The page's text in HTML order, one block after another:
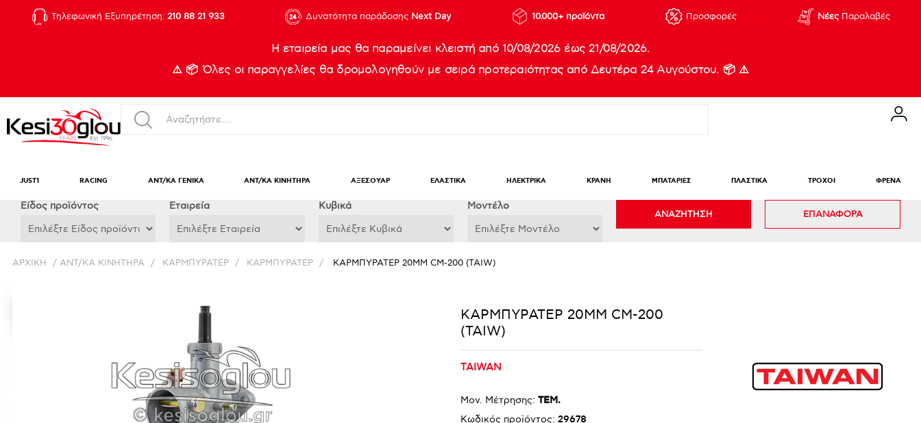
Τηλεφωνική Εξυπηρέτηση: 210 88 21 933 Δυνατότητα παράδοσης Next Day 10.000+ προϊόντα Προσφορές ΝέεςΠαραλαβές
Η εταιρεία μας θα παραμείνει κλειστή από 10/08/2026 έως 21/08/2026.
⚠️ 📦 Όλες οι παραγγελίες θα δρομολογηθούν με σειρά προτεραιότητας από Δευτέρα 24 Αυγούστου. 📦 ⚠️
JUST1 RACING ΑΝΤ/ΚΑ ΓΕΝΙΚΑ ΑΝΤ/ΚΑ ΚΙΝΗΤΗΡΑ ΑΞΕΣΟΥΑΡ ΕΛΑΣΤΙΚΑ ΗΛΕΚΤΡΙΚΑ ΚΡΑΝΗ ΜΠΑΤΑΡΙΕΣ ΠΛΑΣΤΙΚΑ ΤΡΟΧΟΙ ΦΡΕΝΑ
Eίδος προϊόντος Εταιρεία Κυβικά Μοντέλο
ΑΝΑΖΗΤΗΣΗ ΕΠΑΝΑΦΟΡΑ
ΑΡΧΙΚΉ / ΑΝΤ/ΚΑ ΚΙΝΗΤΗΡΑ / ΚΑΡΜΠΥΡΑΤΕΡ / ΚΑΡΜΠΥΡΑΤΕΡ / ΚΑΡΜΠΥΡΑΤΕΡ 20ΜΜ CΜ-200 (TAIW)
ΚΑΡΜΠΥΡΑΤΕΡ 20ΜΜ CΜ-200
(TAIW)
TAIWAN
Μον. Μέτρησης: ΤΕΜ.
Κωδικός προϊόντος: 29678